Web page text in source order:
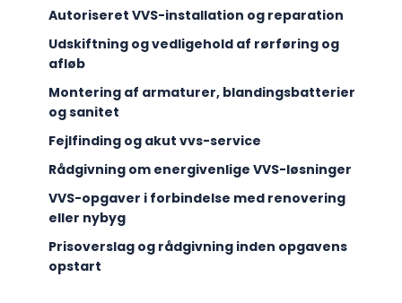
Autoriseret VVS-installation og reparation
Udskiftning og vedligehold af rørføring og
afløb
Montering af armaturer, blandingsbatterier
og sanitet
Fejlfinding og akut vvs-service
Rådgivning om energivenlige VVS-løsninger
VVS-opgaver i forbindelse med renovering
eller nybyg
Prisoverslag og rådgivning inden opgavens
opstart